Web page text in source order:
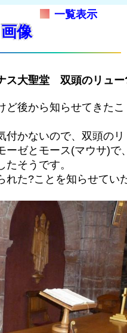
一覧表示
像
ス大聖堂 双頭のリュー
ど後から知らせてきたこ
付かないので、双頭のリ
ーゼとモース(マウサ)で
そうです。
れた?ことを知らせてい